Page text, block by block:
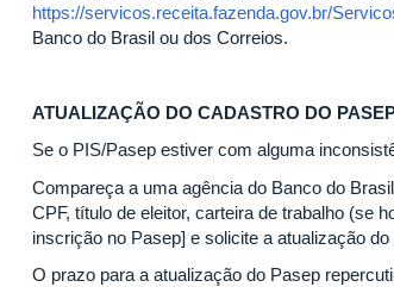
https://servicos.receita.fazenda.gov.br/
Banco do Brasil ou dos Correios.
ATUALIZAÇÃO DO CADASTRO DO
Se o PIS/Pasep estiver com alguma
Compareça a uma agência do Banco do
CPF, título de eleitor, carteira de trabalho (se
inscrição no Pasep] e solicite a atualização
O prazo para a atualização do Pasep